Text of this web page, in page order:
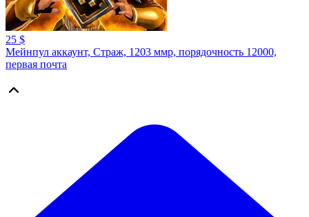
25 $
Мейнпул аккаунт, Страж, 1203 ммр, порядочность 12000,
первая почта